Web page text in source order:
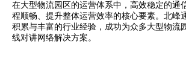
在大型物流园区的运营体系中，高效稳定的通
程顺畅、提升整体运营效率的核心要素。北峰
积累与丰富的行业经验，成功为众多大型物流
线对讲网络解决方案。